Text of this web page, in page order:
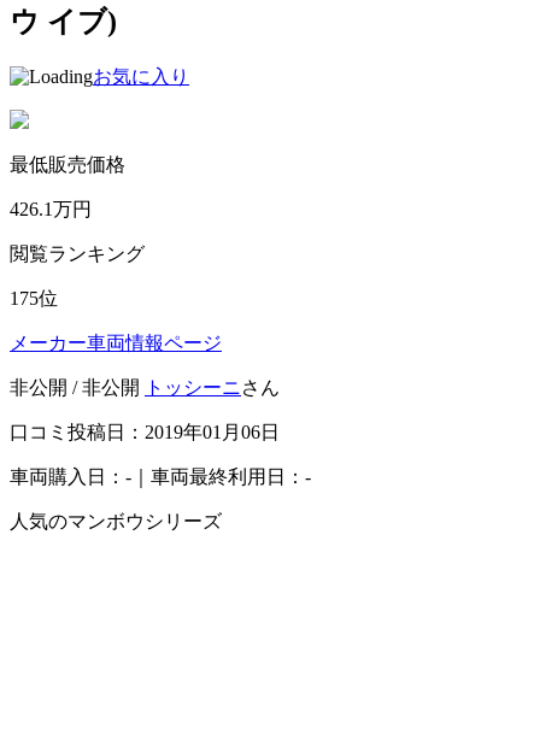
ウ イブ)
お気に入り
最低販売価格
426.1万円
閲覧ランキング
175位
メーカー車両情報ページ
非公開 / 非公開 トッシーニさん
口コミ投稿日：2019年01月06日
車両購入日：-｜車両最終利用日：-
人気のマンボウシリーズ